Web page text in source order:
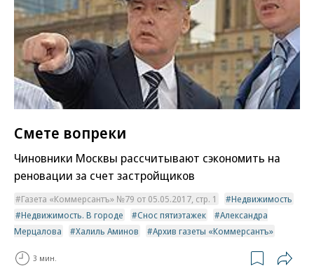
Смете вопреки
Чиновники Москвы рассчитывают сэкономить на
реновации за счет застройщиков
Газета «Коммерсантъ» №79 от 05.05.2017, стр. 1
Недвижимость
Недвижимость. В городе
Снос пятиэтажек
Александра
Мерцалова
Халиль Аминов Архив газеты «Коммерсантъ»
3 мин.